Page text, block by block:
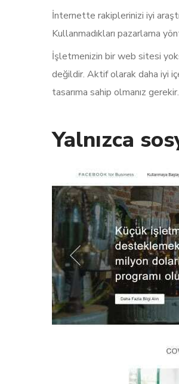
İnternette rakiplerinizi iyi
Kullanmadıkları pazarlama
İşletmenizin bir web sitesi
değildir. Aktif olarak daha iyi
tasarıma sahip olmanız gerekir.
Yalnızca